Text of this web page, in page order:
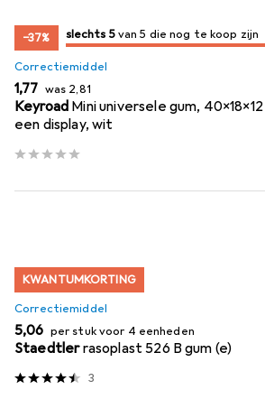
−37% 5 / 5
5 / 5 te koop zijn
slechts 5 van 5 die nog te koop zijn
Correctiemiddel
EUR
1,77 was EUR
2,81
Keyroad Mini universele gum,
een display, wit
KWANTUMKORTING
Correctiemiddel
EUR
5,06 per stuk voor 4 eenheden
Staedtlerrasoplast 526 B gum (e)
3